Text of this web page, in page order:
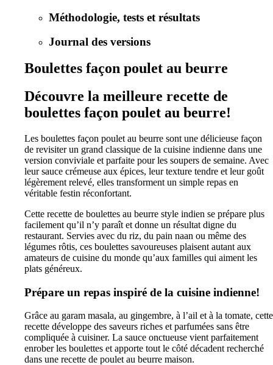
Méthodologie, tests et résultats
Journal des versions
Boulettes façon poulet au beurre
Découvre la meilleure recette de
boulettes façon poulet au beurre!
Les boulettes façon poulet au beurre sont une délicieuse façon
de revisiter un grand classique de la cuisine indienne dans une
version conviviale et parfaite pour les soupers de semaine. Avec
leur sauce crémeuse aux épices, leur texture tendre et leur goût
légèrement relevé, elles transforment un simple repas en
véritable festin réconfortant.
Cette recette de boulettes au beurre style indien se prépare plus
facilement qu’il n’y paraît et donne un résultat digne du
restaurant. Servies avec du riz, du pain naan ou même des
légumes rôtis, ces boulettes savoureuses plaisent autant aux
amateurs de cuisine du monde qu’aux familles qui aiment les
plats généreux.
Prépare un repas inspiré de la cuisine indienne!
Grâce au garam masala, au gingembre, à l’ail et à la tomate, cette
recette développe des saveurs riches et parfumées sans être
compliquée à cuisiner. La sauce onctueuse vient parfaitement
enrober les boulettes et apporte tout le côté décadent recherché
dans une recette de poulet au beurre maison.